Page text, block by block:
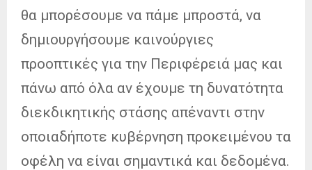
θα μπορέσουμε να πάμε μπροστά, να
δημιουργήσουμε καινούργιες
προοπτικές για την Περιφέρειά μας και
πάνω από όλα αν έχουμε τη δυνατότητα
διεκδικητικής στάσης απέναντι στην
οποιαδήποτε κυβέρνηση προκειμένου τα
οφέλη να είναι σημαντικά και δεδομένα.